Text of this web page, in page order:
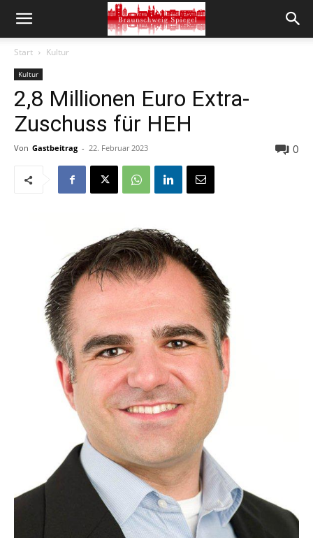
Start Kultur
Kultur
2,8 Millionen Euro Extra-
Zuschuss für HEH
Von Gastbeitrag - 22. Februar 2023 0